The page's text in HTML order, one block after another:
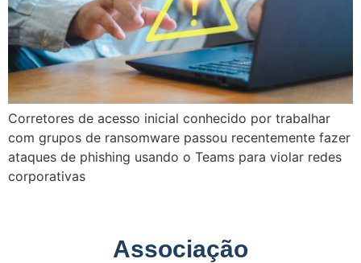
Corretores de acesso inicial conhecido por trabalhar
com grupos de ransomware passou recentemente fazer
ataques de phishing usando o Teams para violar redes
corporativas
Associação